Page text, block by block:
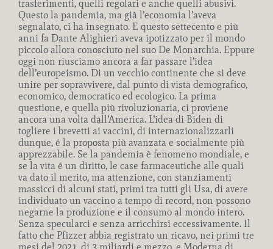
trasferimenti, quelli regolari e anche quelli abusivi.
Questo la pandemia, ma già l’economia l’aveva
segnalato, ci ha insegnato. E questo settecento e più
anni fa Dante Alighieri aveva ipotizzato per il mondo
piccolo allora conosciuto nel suo De Monarchia. Eppure
oggi non riusciamo ancora a far passare l’idea
dell’europeismo. Di un vecchio continente che si deve
unire per sopravvivere, dal punto di vista demografico,
economico, democratico ed ecologico. La prima
questione, e quella più rivoluzionaria, ci proviene
ancora una volta dall’America. L’idea di Biden di
togliere i brevetti ai vaccini, di internazionalizzarli
dunque, é la proposta più avanzata e socialmente più
apprezzabile. Se la pandemia è fenomeno mondiale, e
se la vita é un diritto, le case farmaceutiche alle quali
va dato il merito, ma attenzione, con stanziamenti
massicci di alcuni stati, primi tra tutti gli Usa, di avere
individuato un vaccino a tempo di record, non possono
negarne la produzione e il consumo al mondo intero.
Senza specularci e senza arricchirsi eccessivamente. Il
fatto che Pfizzer abbia registrato un ricavo, nei primi tre